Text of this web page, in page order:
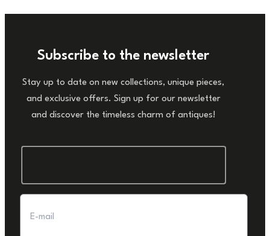
Subscribe to the newsletter
Stay up to date on new collections, unique pieces,
and exclusive offers. Sign up for our newsletter
and discover the timeless charm of antiques!